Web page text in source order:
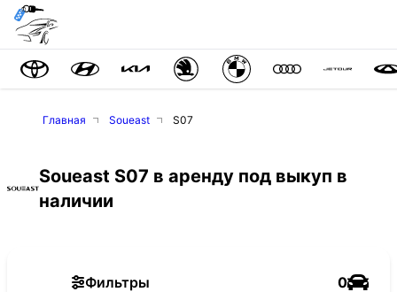
Главная Soueast S07
Soueast S07 в аренду под выкуп в
наличии
Фильтры 0